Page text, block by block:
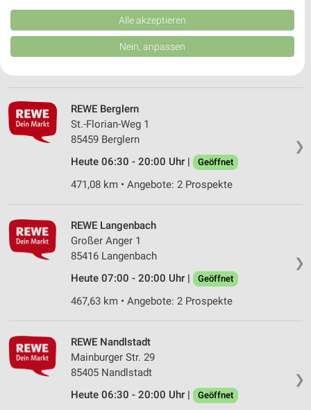
❯
Landshuter Str. 82
84056 Rottenburg
Heute 06:00 - 20:00 Uhr |
❯
REWE Berglern
St.-Florian-Weg 1
85459 Berglern
Heute 06:30 - 20:00 Uhr |
Geöffnet
471,08 km • Angebote: 2 Prospekte
❯
REWE Langenbach
Großer Anger 1
85416 Langenbach
Heute 07:00 - 20:00 Uhr |
Geöffnet
467,63 km • Angebote: 2 Prospekte
❯
REWE Nandlstadt
Mainburger Str. 29
85405 Nandlstadt
Heute 06:30 - 20:00 Uhr |
Geöffnet
Kombinationen von Daten aus verschiedenen Quellen. Entwicklung und
Verbesserung der Angebote. Verwendung reduzierter Daten zur Auswahl
von Inhalten.
Daten können außerhalb der Europäischen Union weitergegeben und in die
Website/App.
Wir nutzen Ihre Daten für folgende Zwecke:
IAB-Verarbeitungszwecke:
Speichern von oder Zugriff auf Informationen
auf einem Endgerät
Verwendung reduzierter Daten zur Auswahl von
Erstellung von Profilen für personalisierte
Werbung
Verwendung von Profilen zur Auswahl
personalisierter Werbung
Verwendung von Profilen zur Auswahl
personalisierter Inhalte
Messung der Werbeleistung
Alle akzeptieren
Nein, anpassen